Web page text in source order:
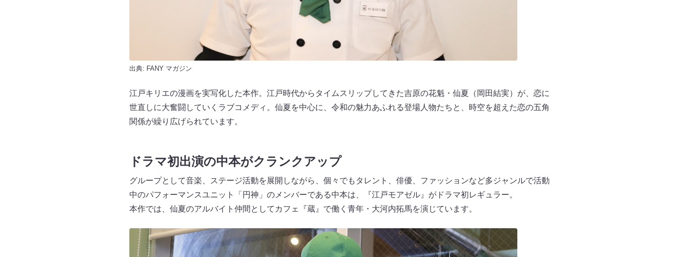
出典: FANY マガジン
江戸キリエの漫画を実写化した本作。江戸時代からタイムスリップしてきた吉原の花魁・仙夏（岡田結実）が、恋に
世直しに大奮闘していくラブコメディ。仙夏を中心に、令和の魅力あふれる登場人物たちと、時空を超えた恋の五角
関係が繰り広げられています。
ドラマ初出演の中本がクランクアップ
グループとして音楽、ステージ活動を展開しながら、個々でもタレント、俳優、ファッションなど多ジャンルで活動
中のパフォーマンスユニット「円神」のメンバーである中本は、『江戸モアゼル』がドラマ初レギュラー。
本作では、仙夏のアルバイト仲間としてカフェ『蔵』で働く青年・大河内拓馬を演じています。